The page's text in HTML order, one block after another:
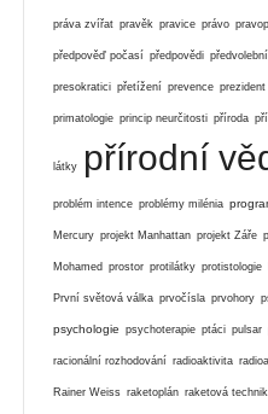
práva zvířat pravěk pravice právo
předpověď počasí předpovědi
presokratici přetížení prevence prezident
primatologie princip neurčitosti příroda
látky přírodní
problém intence problémy milénia
Mercury projekt Manhattan projekt Záře
Mohamed prostor protilátky protistologie
První světová válka prvočísla prvohory
psychologie psychoterapie ptáci pulsar
racionální rozhodování radioaktivita
Rainer Weiss raketoplán raketová